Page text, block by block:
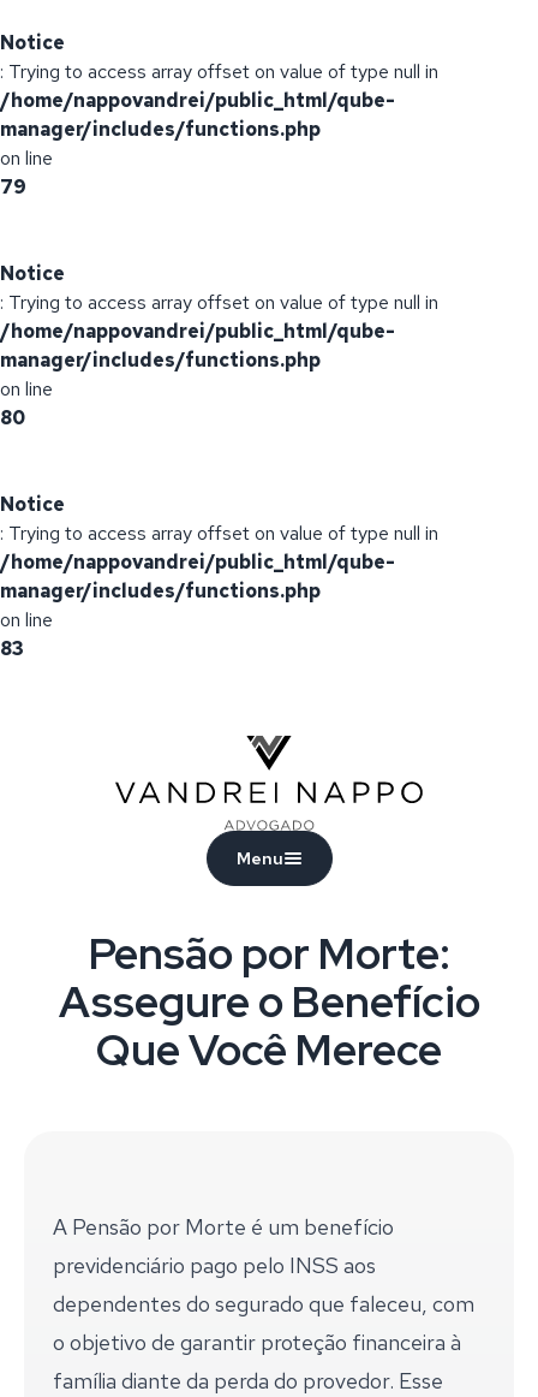
Notice
: Trying to access array offset on value of type null in
/home/nappovandrei/public_html/qube-
manager/includes/functions.php
on line
79
Notice
: Trying to access array offset on value of type null in
/home/nappovandrei/public_html/qube-
manager/includes/functions.php
on line
80
Notice
: Trying to access array offset on value of type null in
/home/nappovandrei/public_html/qube-
manager/includes/functions.php
on line
83
Menu
Pensão por Morte:
Assegure o Benefício
Que Você Merece
A Pensão por Morte é um benefício
previdenciário pago pelo INSS aos
dependentes do segurado que faleceu, com
o objetivo de garantir proteção financeira à
família diante da perda do provedor. Esse